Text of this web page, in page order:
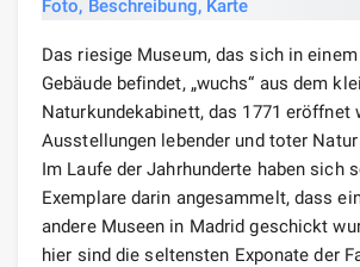
Das riesige Museum, das sich in
Gebäude befindet, „wuchs“ aus dem
Naturkundekabinett, das 1771 eröffnet
Ausstellungen lebender und toter Natur
Im Laufe der Jahrhunderte haben sich
Exemplare darin angesammelt, dass
andere Museen in Madrid geschickt
hier sind die seltensten Exponate der